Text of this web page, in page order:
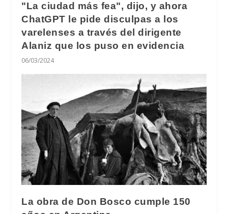
"La ciudad más fea", dijo, y ahora
ChatGPT le pide disculpas a los
varelenses a través del dirigente
Alaniz que los puso en evidencia
06/03/2024
La obra de Don Bosco cumple 150